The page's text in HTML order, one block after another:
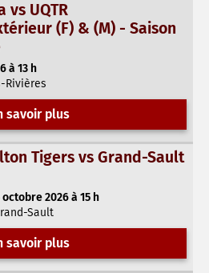
vs UQTR
(F) & (M) - Saison
à 13 h
Rivières
savoir plus
Tigers vs Grand-Sault
2026 à 15 h
Sault
savoir plus